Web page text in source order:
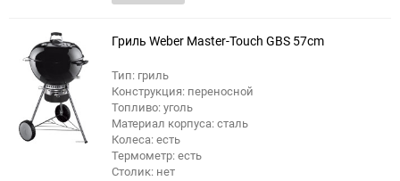
еще 11 фото
Гриль Weber Master-Touch GBS 57cm
Тип: гриль
Конструкция: переносной
Топливо: уголь
Материал корпуса: сталь
Колеса: есть
Термометр: есть
Столик: нет